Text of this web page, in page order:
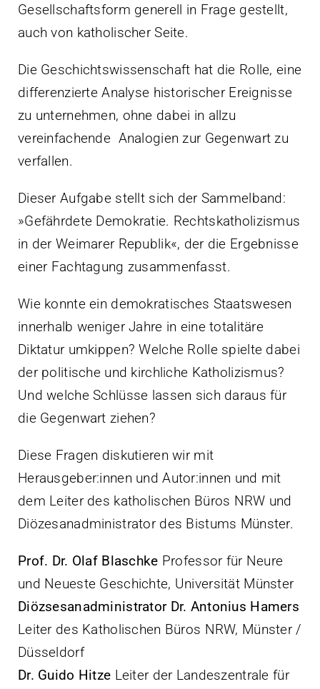
Gesellschaftsform generell in Frage gestellt,
auch von katholischer Seite.
Die Geschichtswissenschaft hat die Rolle, eine
differenzierte Analyse historischer Ereignisse
zu unternehmen, ohne dabei in allzu
vereinfachende Analogien zur Gegenwart zu
verfallen.
Dieser Aufgabe stellt sich der Sammelband:
»Gefährdete Demokratie. Rechtskatholizismus
in der Weimarer Republik«, der die Ergebnisse
einer Fachtagung zusammenfasst.
Wie konnte ein demokratisches Staatswesen
innerhalb weniger Jahre in eine totalitäre
Diktatur umkippen? Welche Rolle spielte dabei
der politische und kirchliche Katholizismus?
Und welche Schlüsse lassen sich daraus für
die Gegenwart ziehen?
Diese Fragen diskutieren wir mit
Herausgeber:innen und Autor:innen und mit
dem Leiter des katholischen Büros NRW und
Diözesanadministrator des Bistums Münster.
Prof. Dr. Olaf Blaschke Professor für Neure
und Neueste Geschichte, Universität Münster
Diözsesanadministrator Dr. Antonius Hamers
Leiter des Katholischen Büros NRW, Münster /
Düsseldorf
Dr. Guido Hitze Leiter der Landeszentrale für